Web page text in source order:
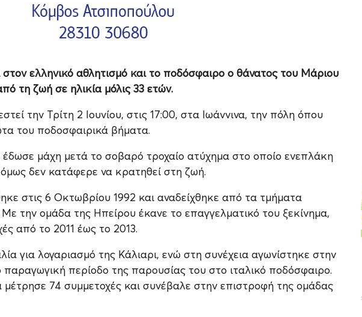
στον ελληνικό αθλητισμό και το ποδόσφαιρο ο θάνατος του Μάριου
τη ζωή σε ηλικία μόλις 33 ετών.
την Τρίτη 2 Ιουνίου, στις 17:00, στα Ιωάννινα, την πόλη όπου
του ποδοσφαιρικά βήματα.
έδωσε μάχη μετά το σοβαρό τροχαίο ατύχημα στο οποίο ενεπλάκη
δεν κατάφερε να κρατηθεί στη ζωή.
στις 6 Οκτωβρίου 1992 και αναδείχθηκε από τα τμήματα
την ομάδα της Ηπείρου έκανε το επαγγελματικό του ξεκίνημα,
από το 2011 έως το 2013.
για λογαριασμό της Κάλιαρι, ενώ στη συνέχεια αγωνίστηκε στην
παραγωγική περίοδο της παρουσίας του στο ιταλικό ποδόσφαιρο.
74 συμμετοχές και συνέβαλε στην επιστροφή της ομάδας